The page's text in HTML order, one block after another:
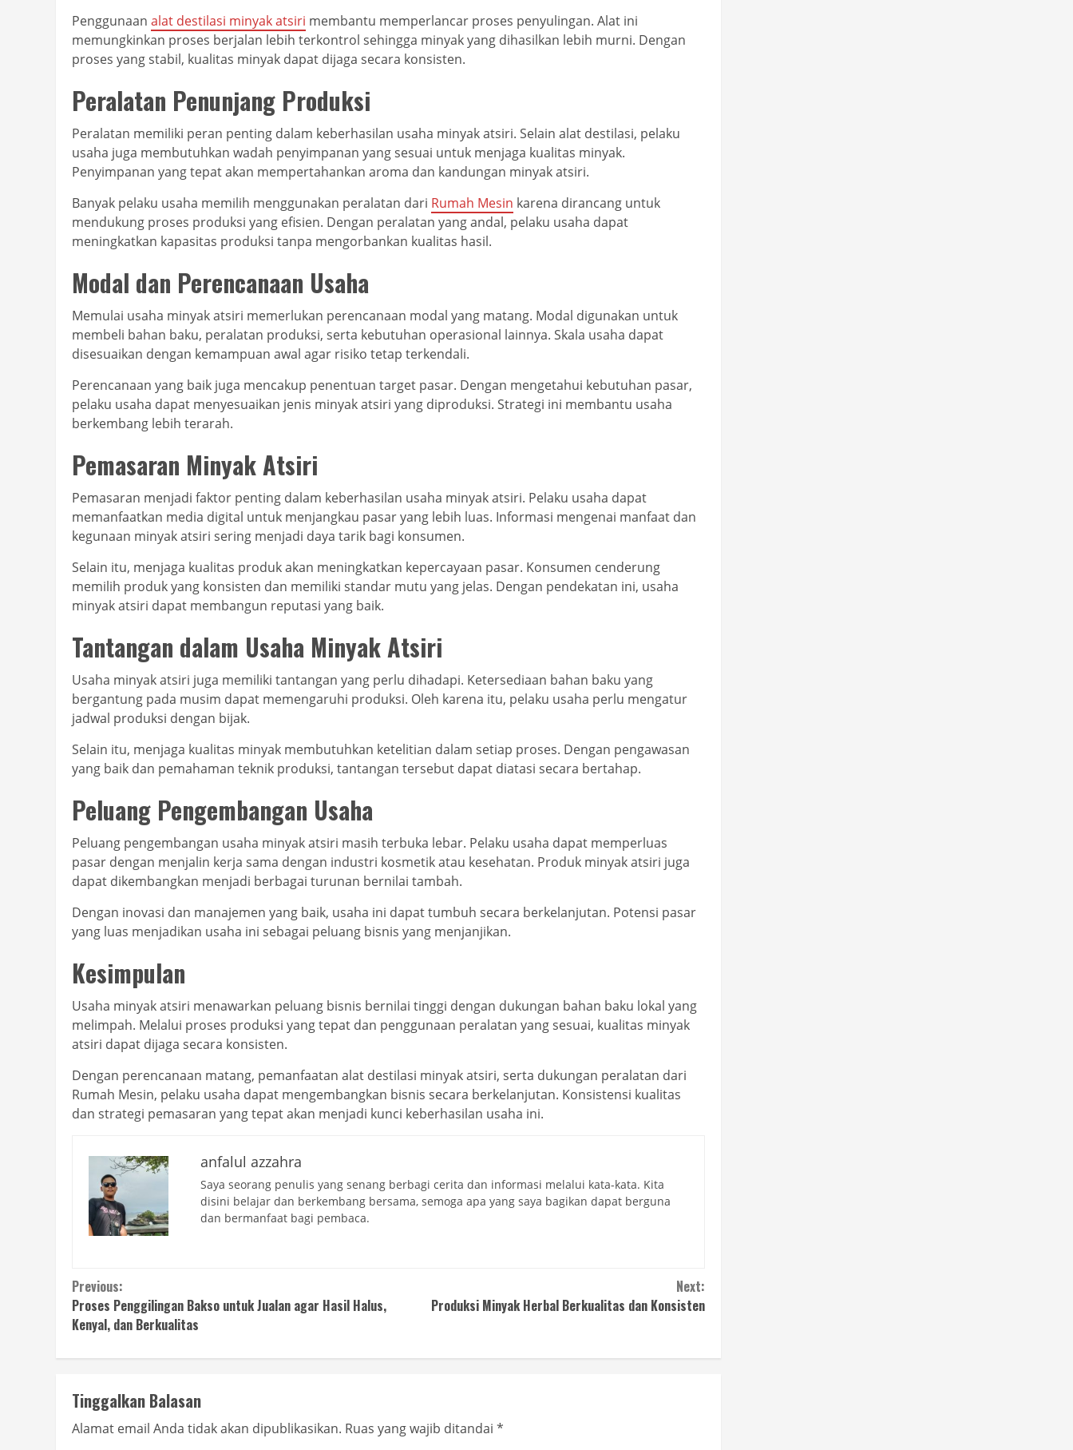
Penggunaan alat destilasi minyak atsiri membantu memperlancar proses penyulingan. Alat ini
memungkinkan proses berjalan lebih terkontrol sehingga minyak yang dihasilkan lebih murni. Dengan
proses yang stabil, kualitas minyak dapat dijaga secara konsisten.
Peralatan Penunjang Produksi
Peralatan memiliki peran penting dalam keberhasilan usaha minyak atsiri. Selain alat destilasi, pelaku
usaha juga membutuhkan wadah penyimpanan yang sesuai untuk menjaga kualitas minyak.
Penyimpanan yang tepat akan mempertahankan aroma dan kandungan minyak atsiri.
Banyak pelaku usaha memilih menggunakan peralatan dari Rumah Mesin karena dirancang untuk
mendukung proses produksi yang efisien. Dengan peralatan yang andal, pelaku usaha dapat
meningkatkan kapasitas produksi tanpa mengorbankan kualitas hasil.
Modal dan Perencanaan Usaha
Memulai usaha minyak atsiri memerlukan perencanaan modal yang matang. Modal digunakan untuk
membeli bahan baku, peralatan produksi, serta kebutuhan operasional lainnya. Skala usaha dapat
disesuaikan dengan kemampuan awal agar risiko tetap terkendali.
Perencanaan yang baik juga mencakup penentuan target pasar. Dengan mengetahui kebutuhan pasar,
pelaku usaha dapat menyesuaikan jenis minyak atsiri yang diproduksi. Strategi ini membantu usaha
berkembang lebih terarah.
Pemasaran Minyak Atsiri
Pemasaran menjadi faktor penting dalam keberhasilan usaha minyak atsiri. Pelaku usaha dapat
memanfaatkan media digital untuk menjangkau pasar yang lebih luas. Informasi mengenai manfaat dan
kegunaan minyak atsiri sering menjadi daya tarik bagi konsumen.
Selain itu, menjaga kualitas produk akan meningkatkan kepercayaan pasar. Konsumen cenderung
memilih produk yang konsisten dan memiliki standar mutu yang jelas. Dengan pendekatan ini, usaha
minyak atsiri dapat membangun reputasi yang baik.
Tantangan dalam Usaha Minyak Atsiri
Usaha minyak atsiri juga memiliki tantangan yang perlu dihadapi. Ketersediaan bahan baku yang
bergantung pada musim dapat memengaruhi produksi. Oleh karena itu, pelaku usaha perlu mengatur
jadwal produksi dengan bijak.
Selain itu, menjaga kualitas minyak membutuhkan ketelitian dalam setiap proses. Dengan pengawasan
yang baik dan pemahaman teknik produksi, tantangan tersebut dapat diatasi secara bertahap.
Peluang Pengembangan Usaha
Peluang pengembangan usaha minyak atsiri masih terbuka lebar. Pelaku usaha dapat memperluas
pasar dengan menjalin kerja sama dengan industri kosmetik atau kesehatan. Produk minyak atsiri juga
dapat dikembangkan menjadi berbagai turunan bernilai tambah.
Dengan inovasi dan manajemen yang baik, usaha ini dapat tumbuh secara berkelanjutan. Potensi pasar
yang luas menjadikan usaha ini sebagai peluang bisnis yang menjanjikan.
Kesimpulan
Usaha minyak atsiri menawarkan peluang bisnis bernilai tinggi dengan dukungan bahan baku lokal yang
melimpah. Melalui proses produksi yang tepat dan penggunaan peralatan yang sesuai, kualitas minyak
atsiri dapat dijaga secara konsisten.
Dengan perencanaan matang, pemanfaatan alat destilasi minyak atsiri, serta dukungan peralatan dari
Rumah Mesin, pelaku usaha dapat mengembangkan bisnis secara berkelanjutan. Konsistensi kualitas
dan strategi pemasaran yang tepat akan menjadi kunci keberhasilan usaha ini.
anfalul azzahra
Saya seorang penulis yang senang berbagi cerita dan informasi melalui kata-kata. Kita
disini belajar dan berkembang bersama, semoga apa yang saya bagikan dapat berguna
dan bermanfaat bagi pembaca.
Continue
Reading
Previous:
Proses Penggilingan Bakso untuk Jualan agar Hasil Halus,
Kenyal, dan Berkualitas
Next:
Produksi Minyak Herbal Berkualitas dan Konsisten
Tinggalkan Balasan
Alamat email Anda tidak akan dipublikasikan. Ruas yang wajib ditandai *